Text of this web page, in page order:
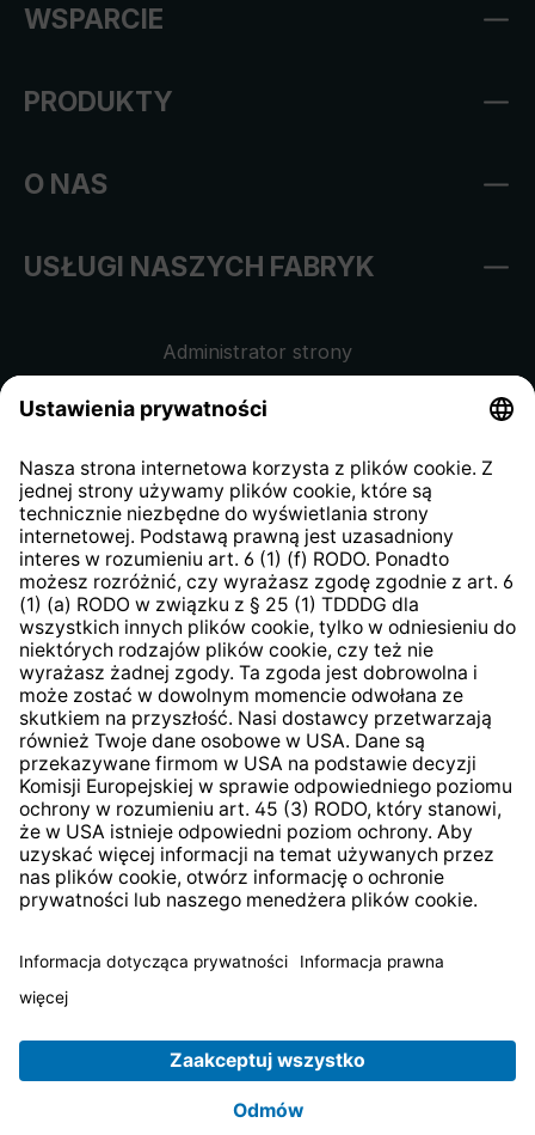
WSPARCIE
PRODUKTY
O NAS
USŁUGI NASZYCH FABRYK
Administrator strony
kontrahentów
Klauzula informacyjna strony
internetowej
Strategia podatkowa
System zgłaszania nieprawidłowości
* Wszystkie ceny zawierają podatek VAT pluskoszty
TechniSat jest firmą należącą do FundacjiLEPPER Stiftung
e.S..